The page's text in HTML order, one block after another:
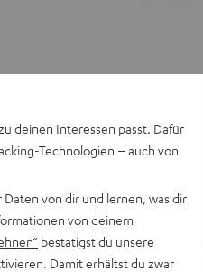
deinen Interessen passt. Dafür
Technologien – auch von
von dir und lernen, was dir
von deinem
bestätigst du unsere
Damit erhältst du zwar